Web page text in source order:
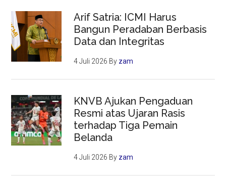
Arif Satria: ICMI Harus
Bangun Peradaban Berbasis
Data dan Integritas
4 Juli 2026 By zam
KNVB Ajukan Pengaduan
Resmi atas Ujaran Rasis
terhadap Tiga Pemain
Belanda
4 Juli 2026 By zam